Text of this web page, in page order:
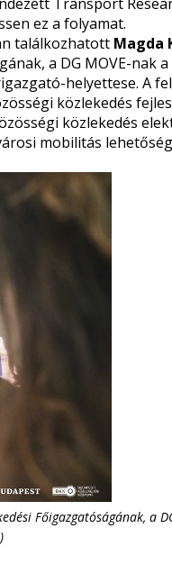
ez a folyamat.
találkozhatott Magda
a DG MOVE-nak
helyettese. A
közlekedés
közlekedés
mobilitás
Főigazgatóságának, a